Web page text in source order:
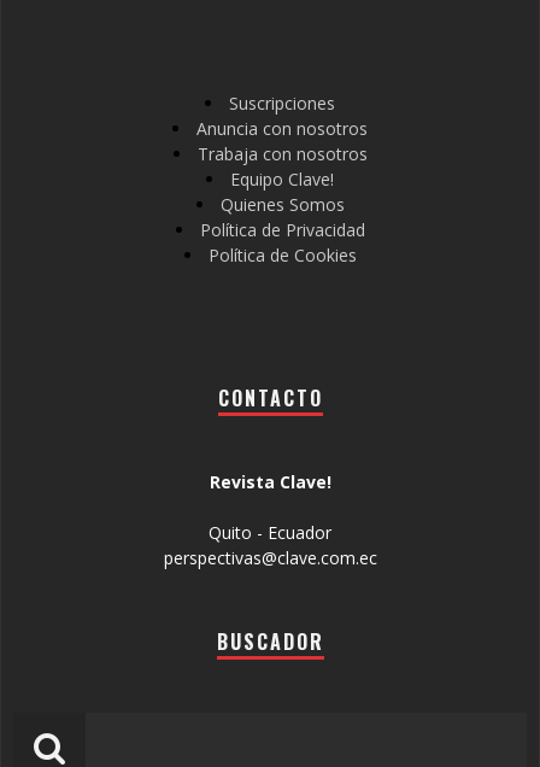
Suscripciones
Anuncia con nosotros
Trabaja con nosotros
Equipo Clave!
Quienes Somos
Política de Privacidad
Política de Cookies
CONTACTO
Revista Clave!
Quito - Ecuador
perspectivas@clave.com.ec
BUSCADOR